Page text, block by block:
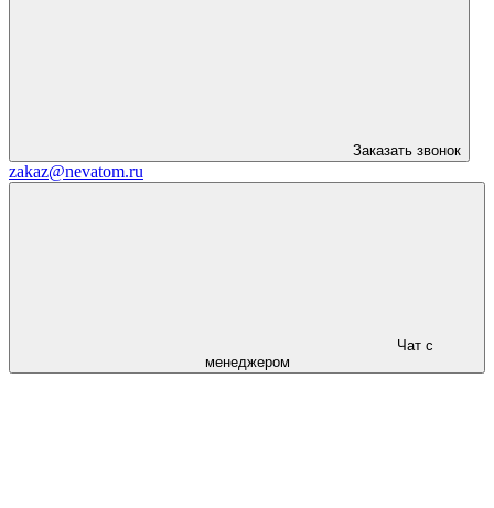
Заказать звонок
zakaz@nevatom.ru
Чат с
менеджером